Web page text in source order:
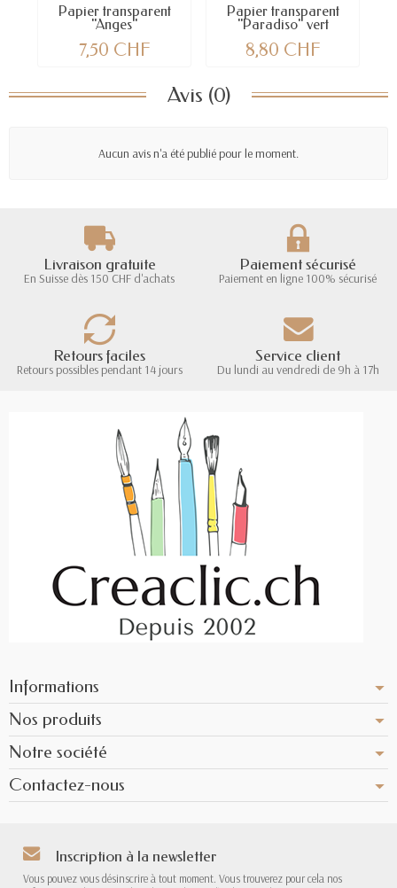
Papier transparent
"Anges"
7,50 CHF
Papier transparent
"Paradiso" vert
8,80 CHF
Avis (0)
Aucun avis n'a été publié pour le moment.
Livraison gratuite
En Suisse dès 150 CHF d'achats
Paiement sécurisé
Paiement en ligne 100% sécurisé
Retours faciles
Retours possibles pendant 14 jours
Service client
Du lundi au vendredi de 9h à 17h
Informations
Nos produits
Notre société
Contactez-nous
Inscription à la newsletter
Vous pouvez vous désinscrire à tout moment. Vous trouverez pour cela nos